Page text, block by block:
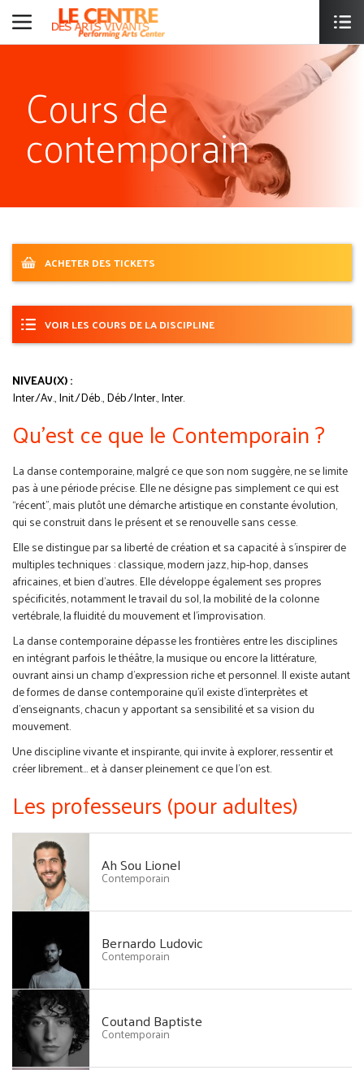
Cours de
contemporain
ACHETER DES TICKETS
VOIR LES COURS DE LA DISCIPLINE
NIVEAU(X) :
Inter./Av., Init./Déb., Déb./Inter., Inter.
Qu'est ce que le Contemporain ?
La danse contemporaine, malgré ce que son nom suggère, ne se limite
pas à une période précise. Elle ne désigne pas simplement ce qui est
“récent”, mais plutôt une démarche artistique en constante évolution,
qui se construit dans le présent et se renouvelle sans cesse.
Elle se distingue par sa liberté de création et sa capacité à s’inspirer de
multiples techniques : classique, modern jazz, hip-hop, danses
africaines, et bien d’autres. Elle développe également ses propres
spécificités, notamment le travail du sol, la mobilité de la colonne
vertébrale, la fluidité du mouvement et l’improvisation.
La danse contemporaine dépasse les frontières entre les disciplines
en intégrant parfois le théâtre, la musique ou encore la littérature,
ouvrant ainsi un champ d’expression riche et personnel. Il existe autant
de formes de danse contemporaine qu’il existe d’interprètes et
d’enseignants, chacun y apportant sa sensibilité et sa vision du
mouvement.
Une discipline vivante et inspirante, qui invite à explorer, ressentir et
créer librement… et à danser pleinement ce que l’on est.
Les professeurs (pour adultes)
Ah Sou Lionel
Contemporain
Bernardo Ludovic
Contemporain
Coutand Baptiste
Contemporain